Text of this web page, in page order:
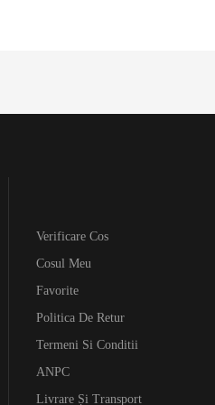
Verificare Cos
Cosul Meu
Favorite
Politica De Retur
Termeni Si Conditii
ANPC
Livrare Și Transport